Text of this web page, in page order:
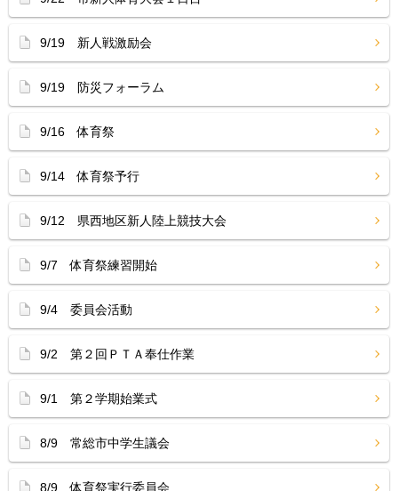
9/19 新人戦激励会
9/19 防災フォーラム
9/16 体育祭
9/14 体育祭予行
9/12 県西地区新人陸上競技大会
9/7 体育祭練習開始
9/4 委員会活動
9/2 第２回ＰＴＡ奉仕作業
9/1 第２学期始業式
8/9 常総市中学生議会
8/9 体育祭実行委員会